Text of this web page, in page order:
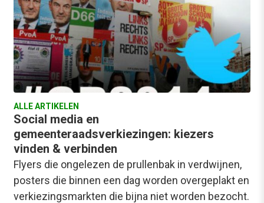
ALLE ARTIKELEN
Social media en
gemeenteraadsverkiezingen: kiezers
vinden & verbinden
Flyers die ongelezen de prullenbak in verdwijnen,
posters die binnen een dag worden overgeplakt en
verkiezingsmarkten die bijna niet worden bezocht.